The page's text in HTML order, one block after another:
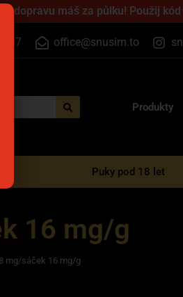
a dopravu máš za půlku! Použij kód
807 office@snusim.to
Produkty
Puky pod 18 let
16 mg/g
mg/sáček 16 mg/g